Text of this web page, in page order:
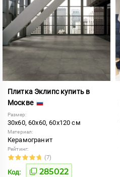
Плитка Эклипс купить в
Москве
Размер:
30x60, 60x60, 60x120 см
Материал:
Керамогранит
Рейтинг:
(7)
Код: 285022